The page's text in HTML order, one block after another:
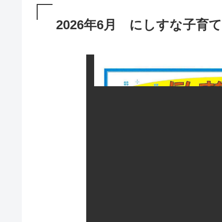
2026年6月 にしすな子育